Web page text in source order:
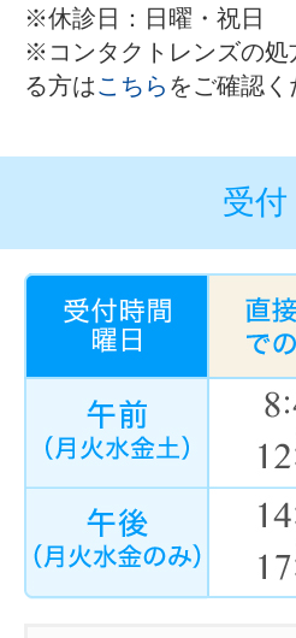
※休診日：日曜・祝日
※コンタクトレンズの処
る方はこちら をご確認く
受